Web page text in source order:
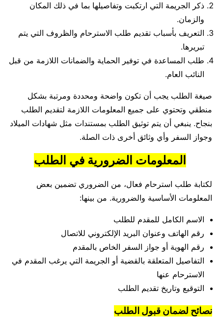
ذكر الجريمة التي ارتكبت وتفاصيلها بما في ذلك المكان
والزمان.
التعريف بأسباب تقديم طلب الاسترحام والظروف التي يتم
تبريرها.
طلب المساعدة في توفير الحماية والضمانات اللازمة من قبل
النائب العام.
صيغة الطلب يجب أن تكون واضحة ومحددة ومرتبة بشكل
منطقي وتحتوي على جميع المعلومات اللازمة لتقديم الطلب
بنجاح. ينبغي أن يتم توثيق الطلب بمستندات مثل شهادات الميلاد
وجواز السفر وأي وثائق أخرى ذات الصلة.
المعلومات الضرورية في الطلب
لكتابة طلب استرحام فعال، من الضروري تضمين بعض
المعلومات الأساسية والضرورية. من بينها:
الاسم الكامل للمقدم للطلب
رقم الهاتف وعنوان البريد الإلكتروني للاتصال
رقم الهوية أو جواز السفر الخاص بالمقدم
التفاصيل المتعلقة بالقضية أو الجريمة التي يرغب المقدم في
الاسترحام عنها
التوقيع وتاريخ تقديم الطلب
نصائح لضمان قبول الطلب